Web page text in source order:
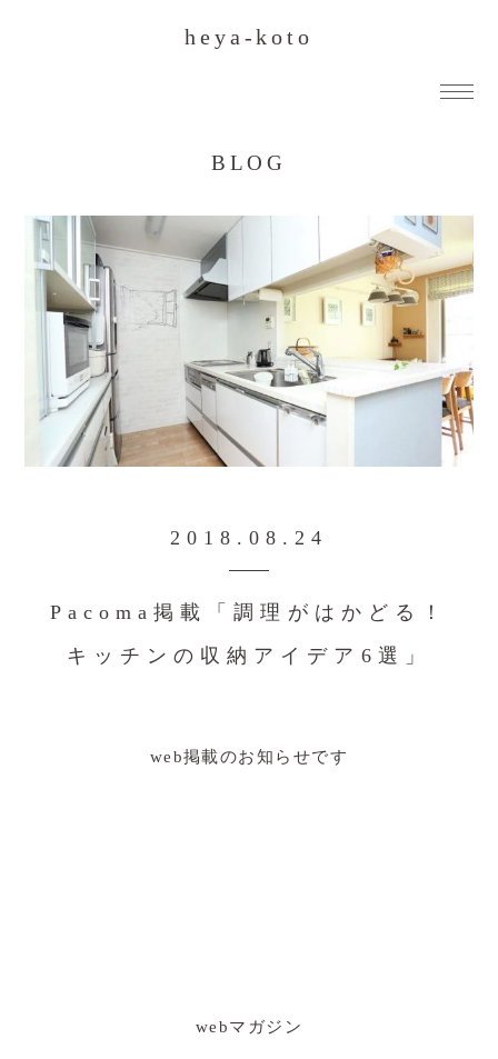
heya-koto
BLOG
2018.08.24
Pacoma掲載「調理がはかどる！
キッチンの収納アイデア6選」
web掲載のお知らせです
webマガジン